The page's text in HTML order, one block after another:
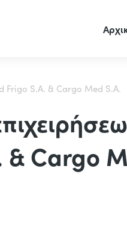
Frigo S.A. & Cargo Med S.A.
& Cargo